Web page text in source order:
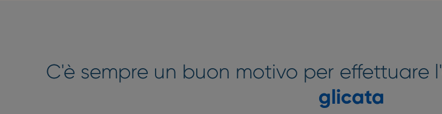
C'è sempre un buon motivo per effettuare l'
glicata